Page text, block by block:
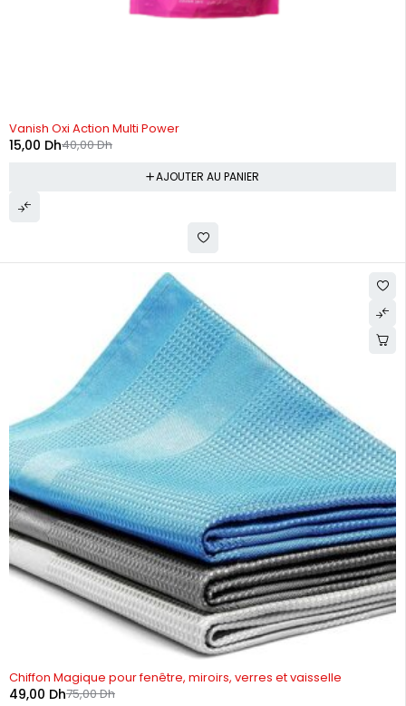
-62%
Vanish Oxi Action Multi Power
40,00Dh
15,00 Dh
AJOUTER AU PANIER
-35%
Chiffon Magique pour fenêtre, miroirs, verres et vaisselle
75,00Dh
49,00 Dh